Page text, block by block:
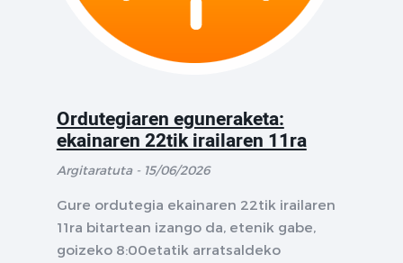
Ordutegiaren eguneraketa:
ekainaren 22tik irailaren 11ra
Argitaratuta - 15/06/2026
Gure ordutegia ekainaren 22tik irailaren
11ra bitartean izango da, etenik gabe,
goizeko 8:00etatik arratsaldeko